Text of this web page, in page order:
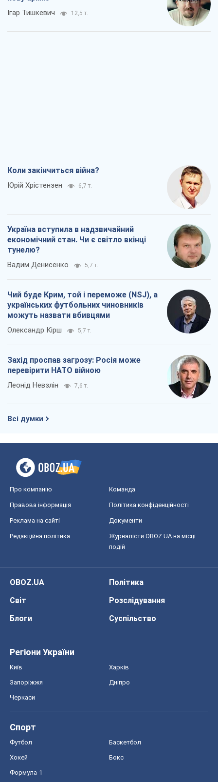
Ігар Тишкевич 12,5 т.
Коли закінчиться війна?
Юрій Хрістензен 6,7 т.
Україна вступила в надзвичайний
економічний стан. Чи є світло вкінці
тунелю?
Вадим Денисенко 5,7 т.
Чий буде Крим, той і переможе (NSJ), а
українських футбольних чиновників
можуть назвати вбивцями
Олександр Кірш 5,7 т.
Захід проспав загрозу: Росія може
перевірити НАТО війною
Леонід Невзлін 7,6 т.
Всі думки
Про компанію Команда
Правова інформація Політика конфіденційності
Реклама на сайті Документи
Редакційна політика
Журналісти OBOZ.UA на місці
подій
OBOZ.UA
Політика
Світ
Розслідування
Блоги
Суспільство
Регіони України
Київ Харків
Запоріжжя Дніпро
Черкаси
Спорт
Футбол Баскетбол
Хокей Бокс
Формула-1